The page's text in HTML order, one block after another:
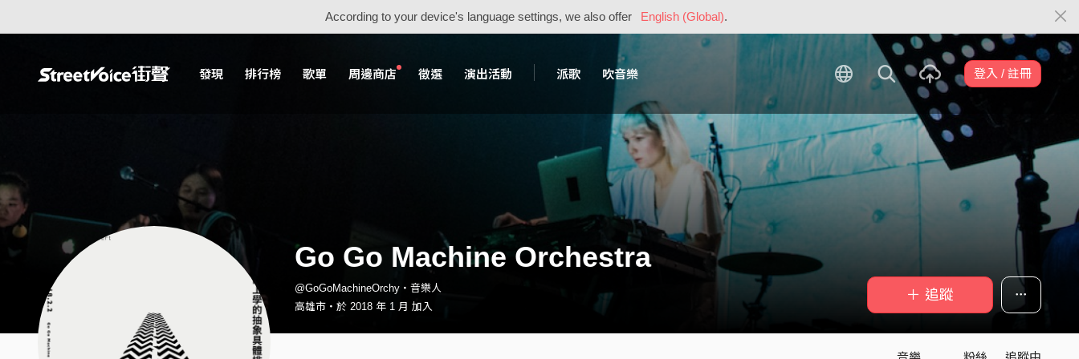
According to your device's language settings, we also offer English (Global).
發現 排行榜 歌單 周邊商店 徵選 演出活動 派歌 吹音樂 登入 / 註冊
Go Go Machine Orchestra
@GoGoMachineOrchy・音樂人
高雄市・於 2018 年 1 月 加入
＋ 追蹤